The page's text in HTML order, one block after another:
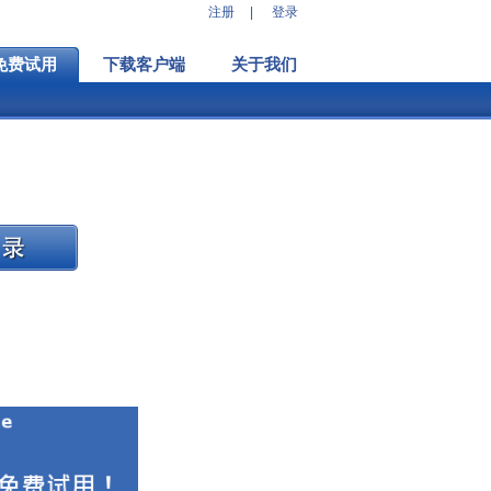
注册 登录
费试用 下载客户端 关于我们